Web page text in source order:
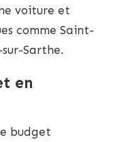
voiture et
comme Saint-
Sarthe.
en
budget